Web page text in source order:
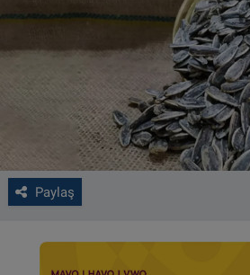
Paylaş
ALGEMENE VOORWAARDEN
CONTACT
Çerez Politikası